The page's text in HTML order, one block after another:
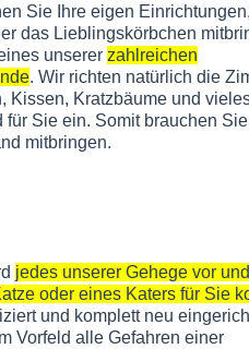
Sie Ihre eigen
das Lieblingskörbchen
unserer zahlreichen
. Wir richten natürlich die
Kissen, Kratzbäume und
für Sie ein. Somit brauchen
mitbringen.
jedes unserer Gehege vor
oder eines Katers für Sie
und komplett neu
Vorfeld alle Gefahren einer